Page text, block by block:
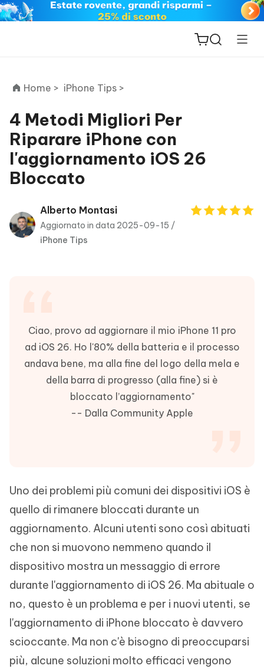
ReiBoot
for iOS
PDNob
PDF
Editor
Home > iPhone Tips >
4 Metodi Migliori Per
Riparare iPhone con
l'aggiornamento iOS 26
Bloccato
Alberto Montasi
Aggiornato in data 2025-09-15 /
iPhone Tips
Ciao, provo ad aggiornare il mio iPhone 11 pro
ad iOS 26. Ho l'80% della batteria e il processo
andava bene, ma alla fine del logo della mela e
della barra di progresso (alla fine) si è
bloccato l’aggiornamento"
-- Dalla Community Apple
Uno dei problemi più comuni dei dispositivi iOS è
quello di rimanere bloccati durante un
aggiornamento. Alcuni utenti sono così abituati
che non si muovono nemmeno quando il
dispositivo mostra un messaggio di errore
durante l'aggiornamento di iOS 26. Ma abituale o
no, questo è un problema e per i nuovi utenti, se
l'aggiornamento di iPhone bloccato è davvero
scioccante. Ma non c'è bisogno di preoccuparsi
più, alcune soluzioni molto efficaci vengono